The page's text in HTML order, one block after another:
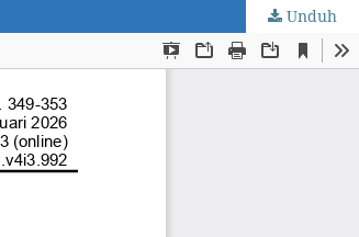
Unduh